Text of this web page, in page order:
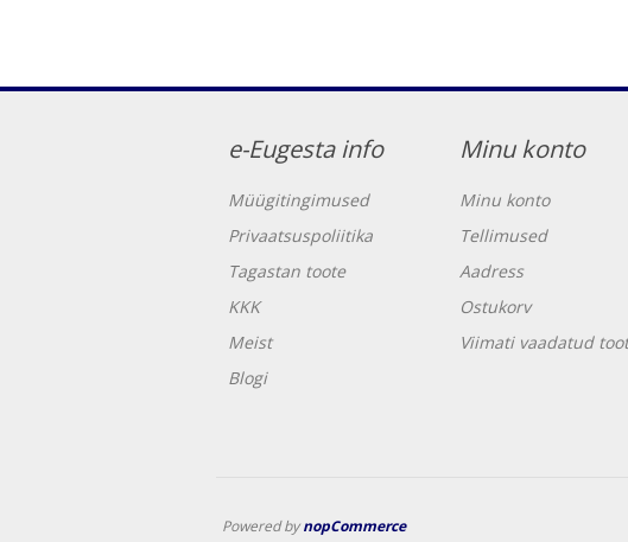
e-Eugesta info
Müügitingimused
Privaatsuspoliitika
Tagastan toote
KKK
Meist
Blogi
Minu konto
Minu konto
Tellimused
Aadress
Ostukorv
Viimati vaadatud
Powered bynopCommerce